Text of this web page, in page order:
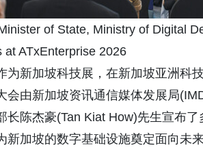
of State, Ministry of Digital
at ATxEnterprise 2026
为新加坡科技展，在新加坡亚洲科
会由新加坡资讯通信媒体发展局
长陈杰豪(Tan Kiat How)先生宣布
新加坡的数字基础设施奠定面向未